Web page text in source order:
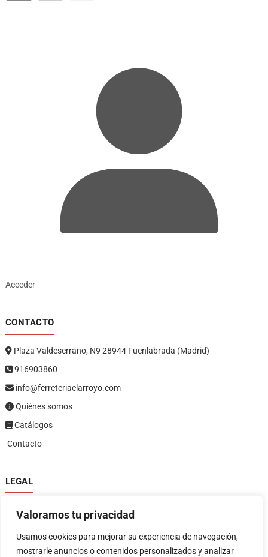
Valoramos tu privacidad
Usamos cookies para mejorar su experiencia de navegación,
mostrarle anuncios o contenidos personalizados y analizar
Acceder
CONTACTO
Plaza Valdeserrano, N9 28944 Fuenlabrada (Madrid)
916903860
info@ferreteriaelarroyo.com
Quiénes somos
Catálogos
Contacto
LEGAL
Política de privacidad
Política de devoluciones y reembolsos
Términos y condiciones